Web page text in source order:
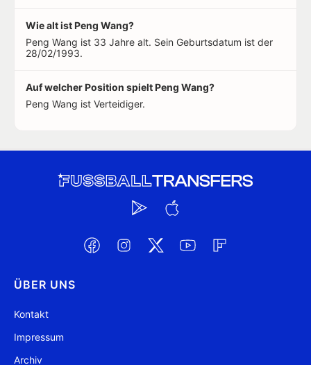
Wie alt ist Peng Wang?
Peng Wang ist 33 Jahre alt. Sein Geburtsdatum ist der
28/02/1993.
Auf welcher Position spielt Peng Wang?
Peng Wang ist Verteidiger.
ÜBER UNS
Kontakt
Impressum
Archiv